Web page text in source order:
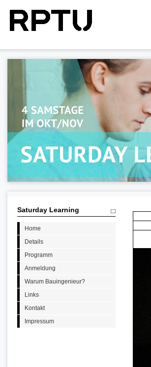
Saturday Learning
Home
Details
Programm
Anmeldung
Warum Bauingenieur?
Links
Kontakt
Impressum